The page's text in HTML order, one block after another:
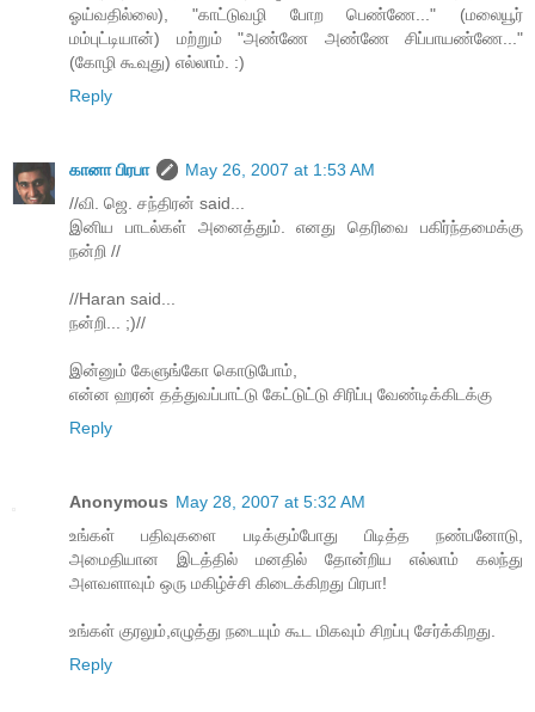
ஓய்வதில்லை), "காட்டுவழி போற பெண்ணே..." (மலையூர்
மம்புட்டியான்) மற்றும் "அண்ணே அண்ணே சிப்பாயண்ணே..."
(கோழி கூவுது) எல்லாம். :)
Reply
கானா பிரபா
May 26, 2007 at 1:53 AM
//வி. ஜெ. சந்திரன் said...
இனிய பாடல்கள் அனைத்தும். எனது தெரிவை பகிர்ந்தமைக்கு
நன்றி //
//Haran said...
நன்றி... ;)//
இன்னும் கேளுங்கோ கொடுபோம்,
என்ன ஹரன் தத்துவப்பாட்டு கேட்டுட்டு சிரிப்பு வேண்டிக்கிடக்கு
Reply
Anonymous May 28, 2007 at 5:32 AM
உங்கள் பதிவுகளை படிக்கும்போது பிடித்த நண்பனோடு,
அமைதியான இடத்தில் மனதில் தோன்றிய எல்லாம் கலந்து
அளவளாவும் ஒரு மகிழ்ச்சி கிடைக்கிறது பிரபா!
உங்கள் குரலும்,எழுத்து நடையும் கூட மிகவும் சிறப்பு சேர்க்கிறது.
Reply